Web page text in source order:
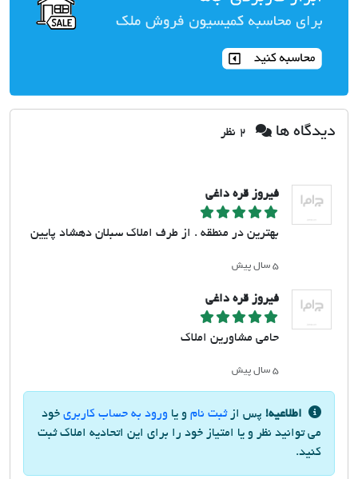
دیدگاه ها
فیروز قره داغی
بهترین در منطقه . از طرف املاک سبلان دهشاد پایین
۵ سال پیش
فیروز قره داغی
حامی مشاورین املاک
۵ سال پیش
اطلاعیه! پس ازثبت نام و یا ورود به حساب کاربری خود
می توانید نظر و یا امتیاز خود را برای این اتحادیه املاک ثبت
کنید.